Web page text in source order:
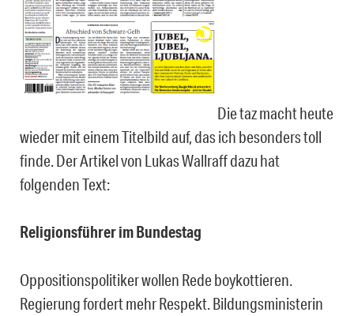
Die taz macht heute
wieder mit einem Titelbild auf, das ich besonders toll
finde. Der Artikel von Lukas Wallraff dazu hat
folgenden Text:
Religionsführer im Bundestag
Oppositionspolitiker wollen Rede boykottieren.
Regierung fordert mehr Respekt. Bildungsministerin